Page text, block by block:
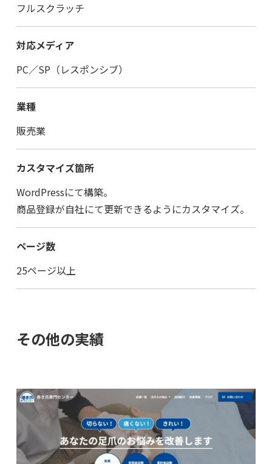
フルスクラッチ
対応メディア
PC／SP（レスポンシブ）
業種
販売業
カスタマイズ箇所
WordPressにて構築。
商品登録が自社にて更新できるようにカスタマイズ。
ページ数
25ページ以上
その他の実績